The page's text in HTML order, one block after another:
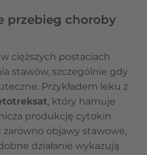
przebieg choroby
cięższych postaciach
stawów, szczególnie gdy
Przykładem leku z
, który hamuje
produkcję cytokin
zarówno objawy stawowe,
działanie wykazują